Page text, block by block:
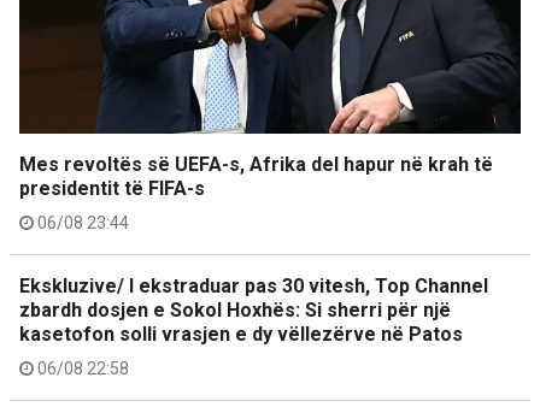
Mes revoltës së UEFA-s, Afrika del hapur në krah të
presidentit të FIFA-s
06/08 23:44
Ekskluzive/ I ekstraduar pas 30 vitesh, Top Channel
zbardh dosjen e Sokol Hoxhës: Si sherri për një
kasetofon solli vrasjen e dy vëllezërve në Patos
06/08 22:58